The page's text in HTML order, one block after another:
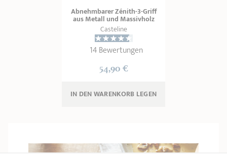
Abnehmbarer Zénith-3-Griff
aus Metall und Massivholz
Casteline
14 Bewertungen
54,90 €
LEGEN